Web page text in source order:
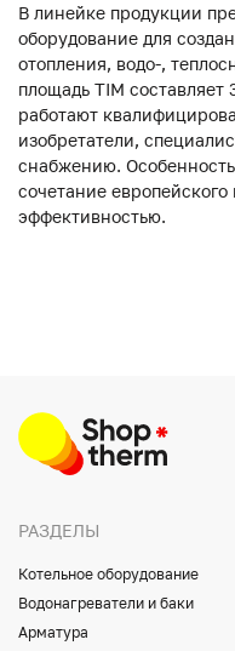
В линейке продукции
оборудование для
отопления, водо-,
площадь TIM
работают
изобретатели,
снабжению.
сочетание
эффективностью.
РАЗДЕЛЫ
Котельное оборудование
Водонагреватели и баки
Арматура